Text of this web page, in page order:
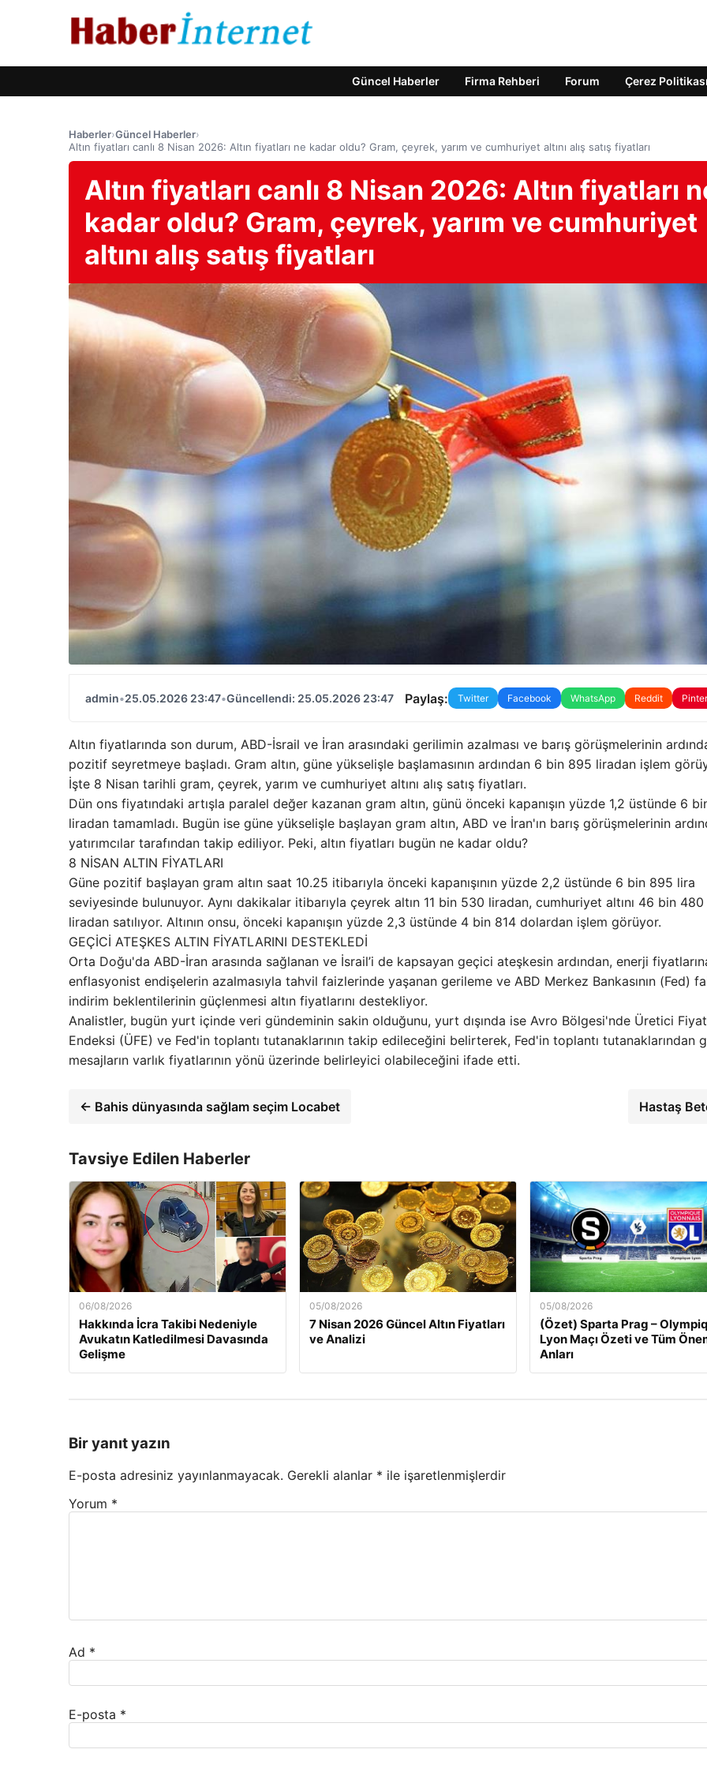
Güncel Haberler Firma Rehberi Forum Çerez Politikası
Haberler›Güncel Haberler›
Altın fiyatları canlı 8 Nisan 2026: Altın fiyatları ne kadar oldu? Gram, çeyrek, yarım ve cumhuriyet altını alış satış fiyatları
Altın fiyatları canlı 8 Nisan 2026: Altın fiyatları
kadar oldu? Gram, çeyrek, yarım ve cumhuriyet
altını alış satış fiyatları
admin•25.05.2026 23:47•Güncellendi: 25.05.2026 23:47 Paylaş: Twitter Facebook WhatsApp Reddit
Altın fiyatlarında son durum, ABD-İsrail ve İran arasındaki gerilimin azalması ve barış görüşmelerinin
pozitif seyretmeye başladı. Gram altın, güne yükselişle başlamasının ardından 6 bin 895 liradan işlem
İşte 8 Nisan tarihli gram, çeyrek, yarım ve cumhuriyet altını alış satış fiyatları.
Dün ons fiyatındaki artışla paralel değer kazanan gram altın, günü önceki kapanışın yüzde 1,2 üstünde 6
liradan tamamladı. Bugün ise güne yükselişle başlayan gram altın, ABD ve İran'ın barış görüşmelerinin
yatırımcılar tarafından takip ediliyor. Peki, altın fiyatları bugün ne kadar oldu?
8 NİSAN ALTIN FİYATLARI
Güne pozitif başlayan gram altın saat 10.25 itibarıyla önceki kapanışının yüzde 2,2 üstünde 6 bin 895 lira
seviyesinde bulunuyor. Aynı dakikalar itibarıyla çeyrek altın 11 bin 530 liradan, cumhuriyet altını 46 bin 480
liradan satılıyor. Altının onsu, önceki kapanışın yüzde 2,3 üstünde 4 bin 814 dolardan işlem görüyor.
GEÇİCİ ATEŞKES ALTIN FİYATLARINI DESTEKLEDİ
Orta Doğu'da ABD-İran arasında sağlanan ve İsrail’i de kapsayan geçici ateşkesin ardından, enerji
enflasyonist endişelerin azalmasıyla tahvil faizlerinde yaşanan gerileme ve ABD Merkez Bankasının (Fed)
indirim beklentilerinin güçlenmesi altın fiyatlarını destekliyor.
Analistler, bugün yurt içinde veri gündeminin sakin olduğunu, yurt dışında ise Avro Bölgesi'nde Üretici Fiyat
Endeksi (ÜFE) ve Fed'in toplantı tutanaklarının takip edileceğini belirterek, Fed'in toplantı tutanaklarından
mesajların varlık fiyatlarının yönü üzerinde belirleyici olabileceğini ifade etti.
← Bahis dünyasında sağlam seçim Locabet Hastaş
Tavsiye Edilen Haberler
06/08/2026
Hakkında İcra Takibi Nedeniyle
Avukatın Katledilmesi Davasında
Gelişme
05/08/2026
7 Nisan 2026 Güncel Altın Fiyatları
ve Analizi
05/08/2026
(Özet) Sparta Prag –
Lyon Maçı Özeti ve Tüm
Anları
Bir yanıt yazın
E-posta adresiniz yayınlanmayacak. Gerekli alanlar * ile işaretlenmişlerdir
Yorum *
Ad *
E-posta *